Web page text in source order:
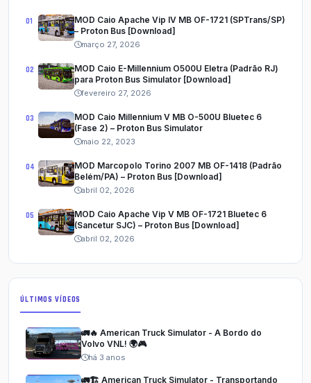
MOD Caio Apache Vip IV MB OF-1721 (SPTrans/SP)
– Proton Bus [Download]
março 27, 2026
MOD Caio E-Millennium O500U Eletra (Padrão RJ)
para Proton Bus Simulator [Download]
fevereiro 27, 2026
MOD Caio Millennium V MB O-500U Bluetec 6
(Fase 2) – Proton Bus Simulator
maio 22, 2023
MOD Marcopolo Torino 2007 MB OF-1418 (Padrão
Belém/PA) – Proton Bus [Download]
abril 02, 2026
MOD Caio Apache Vip V MB OF-1721 Bluetec 6
(Sancetur SJC) – Proton Bus [Download]
abril 02, 2026
ÚLTIMOS VÍDEOS
🚛🔥 American Truck Simulator - A Bordo do
Volvo VNL! 🌍🎮
há 3 anos
🚛🏗️ American Truck Simulator - Transportando